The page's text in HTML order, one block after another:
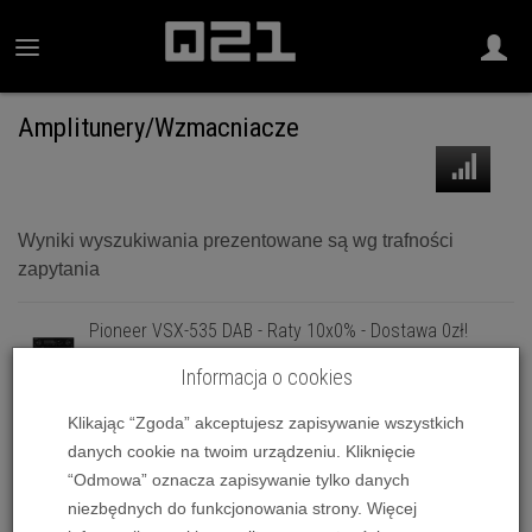
Amplitunery/Wzmacniacze
Wyniki wyszukiwania prezentowane są wg trafności
zapytania
Pioneer VSX-535 DAB - Raty 10x0% - Dostawa 0zł!
Dostawa 0zł!
1 999,00 zł
Pioneer VSX-935 (Czarny) - Dostawa 0zł!
Informacja o cookies
Klikając “Zgoda” akceptujesz zapisywanie wszystkich
danych cookie na twoim urządzeniu. Kliknięcie
“Odmowa” oznacza zapisywanie tylko danych
niezbędnych do funkcjonowania strony. Więcej